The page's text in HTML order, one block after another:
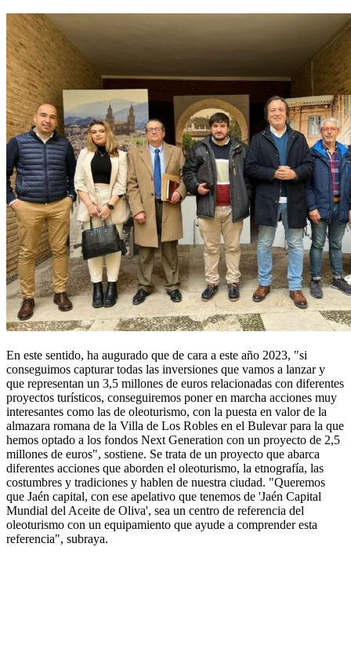
En este sentido, ha augurado que de cara a este año 2023, "si
conseguimos capturar todas las inversiones que vamos a lanzar y
que representan un 3,5 millones de euros relacionadas con diferentes
proyectos turísticos, conseguiremos poner en marcha acciones muy
interesantes como las de oleoturismo, con la puesta en valor de la
almazara romana de la Villa de Los Robles en el Bulevar para la que
hemos optado a los fondos Next Generation con un proyecto de 2,5
millones de euros", sostiene. Se trata de un proyecto que abarca
diferentes acciones que aborden el oleoturismo, la etnografía, las
costumbres y tradiciones y hablen de nuestra ciudad. "Queremos
que Jaén capital, con ese apelativo que tenemos de 'Jaén Capital
Mundial del Aceite de Oliva', sea un centro de referencia del
oleoturismo con un equipamiento que ayude a comprender esta
referencia", subraya.